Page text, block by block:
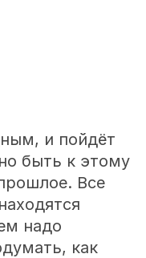
и пойдёт
быть к этому
Все
надо
как